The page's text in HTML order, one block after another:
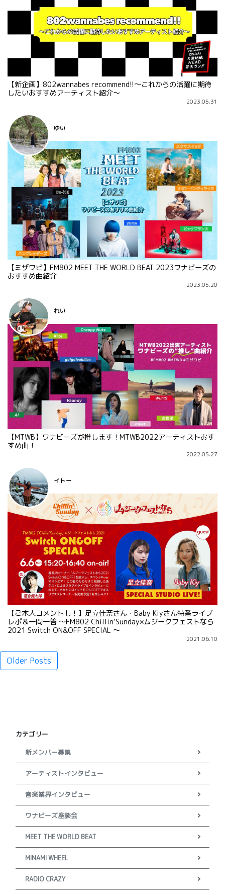
【新企画】802wannabes recommend!!〜これからの活躍に期待
したいおすすめアーティスト紹介〜
2023.05.31
【ミザワビ】FM802 MEET THE WORLD BEAT 2023ワナビーズの
おすすめ曲紹介
2023.05.20
ゆい
【MTWB】ワナビーズが推します！MTWB2022アーティストおす
すめ曲！
2022.05.27
れい
【ご本人コメントも！】足立佳奈さん・Baby Kiyさん特番ライブ
レポ＆一問一答 ～FM802 Chillin’Sunday×ムジークフェストなら
2021 Switch ON&OFF SPECIAL ～
2021.06.10
イトー
投Older Posts
カテゴリー
新メンバー募集
アーティストインタビュー
音楽業界インタビュー
ワナビーズ座談会
MEET THE WORLD BEAT
MINAMI WHEEL
RADIO CRAZY